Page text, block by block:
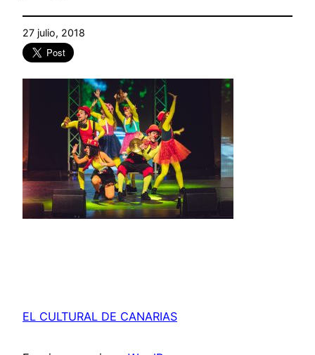
27 julio, 2018
EL CULTURAL DE CANARIAS